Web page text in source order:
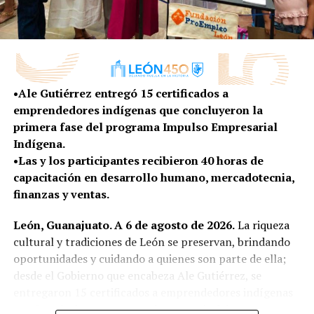
DARÁN EL “GRITO” EN 280 COLONIAS DE LEÓN
•Ale Gutiérrez entregó 15 certificados a
emprendedores indígenas que concluyeron la
primera fase del programa Impulso Empresarial
Indígena.
•Las y los participantes recibieron 40 horas de
capacitación en desarrollo humano, mercadotecnia,
finanzas y ventas.
León, Guanajuato. A 6 de agosto de 2026.La riqueza
cultural y tradiciones de León se preservan, brindando
oportunidades y cuidando a quienes son parte de ella;
desde el Gobierno que encabeza Ale Gutiérrez, se
que fortalecieron sus negocios a través del programa